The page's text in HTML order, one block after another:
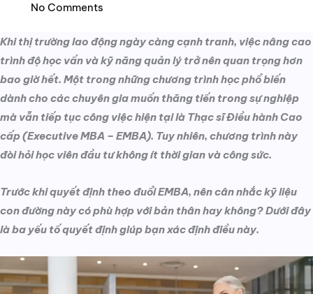
No Comments
Khi thị trường lao động ngày càng cạnh tranh, việc nâng cao
trình độ học vấn và kỹ năng quản lý trở nên quan trọng hơn
bao giờ hết. Một trong những chương trình học phổ biến
dành cho các chuyên gia muốn thăng tiến trong sự nghiệp
mà vẫn tiếp tục công việc hiện tại là Thạc sĩ Điều hành Cao
cấp (Executive MBA – EMBA). Tuy nhiên, chương trình này
đòi hỏi học viên đầu tư không ít thời gian và công sức.
Trước khi quyết định theo đuổi EMBA, nên cân nhắc kỹ liệu
con đường này có phù hợp với bản thân hay không? Dưới đây
là ba yếu tố quyết định giúp bạn xác định điều này.